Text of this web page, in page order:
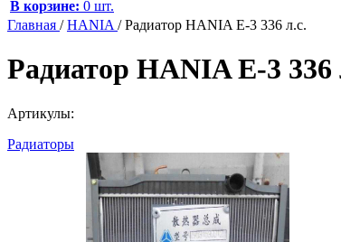
В корзине: 0 шт.
Главная /HANIA /Радиатор HANIA E-3 336 л.с.
Радиатор HANIA E-3
Артикулы:
Радиаторы